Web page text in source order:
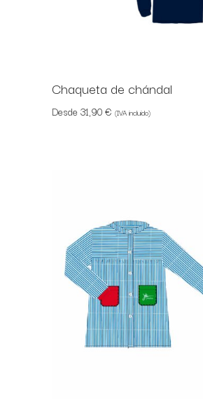
Chaqueta de chándal
Desde 31,90€ (IVA incluido)